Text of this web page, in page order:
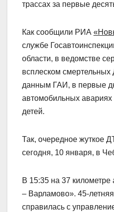
трассах за первые
Как сообщили РИА
службе
области, в ведомстве
всплеском
данным ГАИ, в первые
автомобильных авариях
детей.
Так, очередное жуткое
сегодня, 10 января, в
В 15:35 на 37
– Варламово». 45-
справилась с